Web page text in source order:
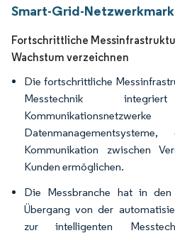
Smart-Grid-
Fortschrittliche
Wachstum verzeichnen
Die fortschrittliche
Messtechnik
Kommunikation zwischen
Kunden ermöglichen.
Die Messbranche hat in
Übergang von der
zur intelligenten